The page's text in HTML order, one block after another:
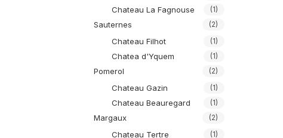
Chateau La Fagnouse (1)
Sauternes (2)
Chateau Filhot (1)
Chatea d'Yquem (1)
Pomerol (2)
Chateau Gazin (1)
Chateau Beauregard (1)
Margaux (2)
Chateau Tertre (1)